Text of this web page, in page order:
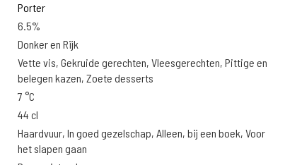
Porter
6.5%
Donker en Rijk
Vette vis, Gekruide gerechten, Vleesgerechten, Pittige en
belegen kazen, Zoete desserts
7 °C
44 cl
Haardvuur, In goed gezelschap, Alleen, bij een boek, Voor
het slapen gaan